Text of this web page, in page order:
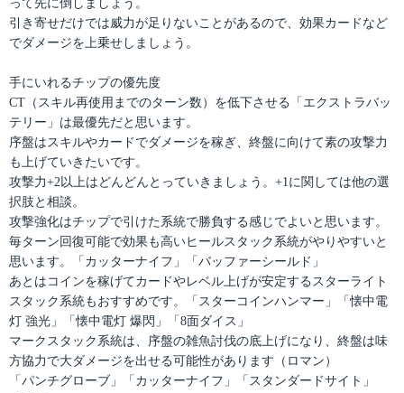
って先に倒しましょう。
引き寄せだけでは威力が足りないことがあるので、効果カードなど
でダメージを上乗せしましょう。
手にいれるチップの優先度
CT（スキル再使用までのターン数）を低下させる「エクストラバッ
テリー」は最優先だと思います。
序盤はスキルやカードでダメージを稼ぎ、終盤に向けて素の攻撃力
も上げていきたいです。
攻撃力+2以上はどんどんとっていきましょう。+1に関しては他の選
択肢と相談。
攻撃強化はチップで引けた系統で勝負する感じでよいと思います。
毎ターン回復可能で効果も高いヒールスタック系統がやりやすいと
思います。「カッターナイフ」「バッファーシールド」
あとはコインを稼げてカードやレベル上げが安定するスターライト
スタック系統もおすすめです。「スターコインハンマー」「懐中電
灯 強光」「懐中電灯 爆閃」「8面ダイス」
マークスタック系統は、序盤の雑魚討伐の底上げになり、終盤は味
方協力で大ダメージを出せる可能性があります（ロマン）
「パンチグローブ」「カッターナイフ」「スタンダードサイト」